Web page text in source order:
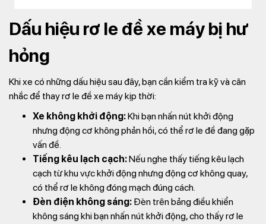
Dấu hiệu rơ le đề xe máy bị hư
hỏng
Khi xe có những dấu hiệu sau đây, bạn cần kiểm tra kỹ và cân
nhắc để thay rơ le đề xe máy kịp thời:
Xe không khởi động:Khi bạn nhấn nút khởi động
nhưng động cơ không phản hồi, có thể rơ le đề đang gặp
vấn đề.
Tiếng kêu lạch cạch:Nếu nghe thấy tiếng kêu lạch
cạch từ khu vực khởi động nhưng động cơ không quay,
có thể rơ le không đóng mạch đúng cách.
Đèn điện không sáng: Đèn trên bảng điều khiển
không sáng khi bạn nhấn nút khởi động, cho thấy rơ le